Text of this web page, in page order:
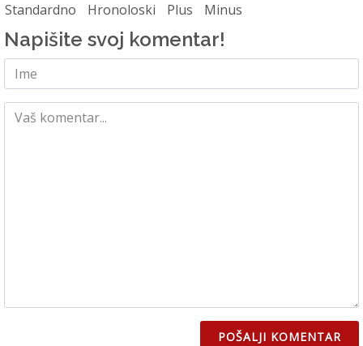
Standardno Hronoloski Plus Minus
Napišite svoj komentar!
POŠALJI KOMENTAR